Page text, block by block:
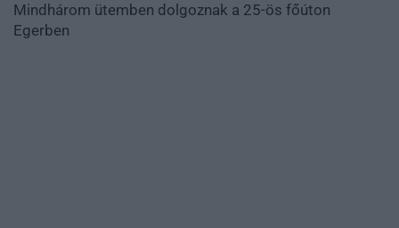
Mindhárom ütemben dolgoznak a 25-ös főúton
Egerben